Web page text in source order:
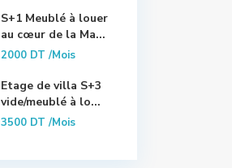
S+1 Meublé à louer
au cœur de la Ma...
2000 DT/Mois
Etage de villa S+3
vide/meublé à lo...
3500 DT/Mois